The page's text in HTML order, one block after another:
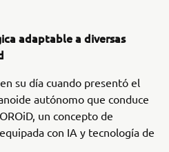
adaptable a diversas
su día cuando presentó el
autónomo que conduce
un concepto de
con IA y tecnología de